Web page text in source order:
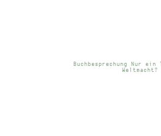
Buchbesprechung Nur ein
Weltmacht?